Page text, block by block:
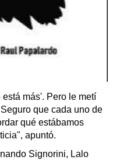
más'. Pero le metí
que cada uno de
qué estábamos
apuntó.
Signorini, Lalo